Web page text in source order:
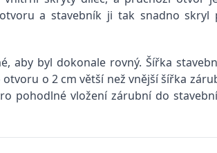
a stavebník ji tak snadno skryl
aby byl dokonale rovný. Šířka
o 2 cm větší než vnější šířka
pohodlné vložení zárubní do